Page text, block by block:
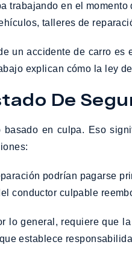
trabajando en el
talleres de
un accidente de carro
explican cómo la ley
De
en culpa. Eso
podrían pagarse
conductor culpable
lo general, requiere que
establece